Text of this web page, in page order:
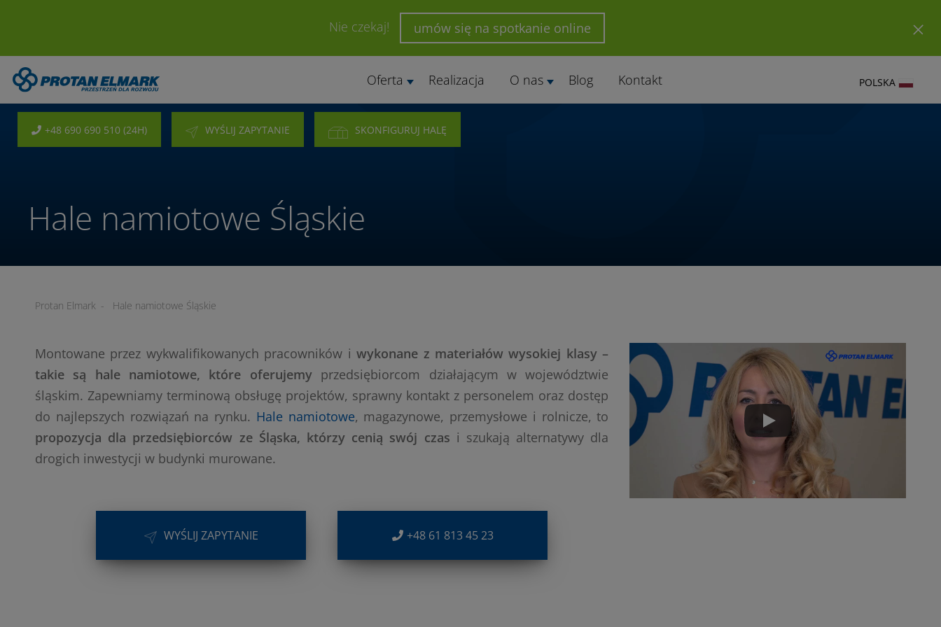
Nie czekaj! umów się na spotkanie online
Oferta Realizacja O nas Blog Kontakt POLSKA
+48 690 690 510 (24H) WYŚLIJ ZAPYTANIE SKONFIGURUJ HALĘ
Hale namiotowe Śląskie
Protan Elmark - Hale namiotowe Śląskie
Montowane przez wykwalifikowanych pracowników iwykonane z materiałów wysokiej klasy –
takie są hale namiotowe, które oferujemyprzedsiębiorcom działającym w województwie
śląskim. Zapewniamy terminową obsługę projektów, sprawny kontakt z personelem oraz dostęp
do najlepszych rozwiązań na rynku. Hale namiotowe, magazynowe, przemysłowe i rolnicze, to
propozycja dla przedsiębiorców ze Śląska, którzy cenią swój czas i szukają alternatywy dla
drogich inwestycji w budynki murowane.
WYŚLIJ ZAPYTANIE +48 61 813 45 23